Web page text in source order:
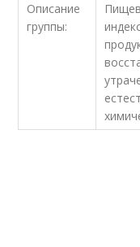
Описание
группы: